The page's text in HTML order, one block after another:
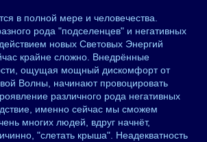
в полной мере и человечества.
рода "подселенцев" и негативных
новых Световых Энергий
крайне сложно. Внедрённые
ощущая мощный дискомфорт от
Волны, начинают провоцировать
различного рода негативных
именно сейчас мы сможем
многих людей, вдруг начнёт,
"слетать крыша". Неадекватность